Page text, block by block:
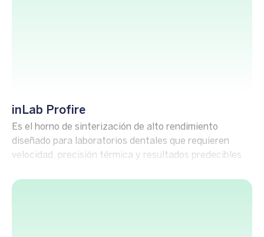
inLab Profire
Es el horno de sinterización de alto rendimiento
diseñado para laboratorios dentales que requieren
velocidad, precisión térmica y resultados predecibles
materiales, ofrece ciclos rápidos y seguros para una